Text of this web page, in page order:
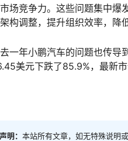
场竞争力。这些问题集中爆
构调整，提升组织效率，降
一年小鹏汽车的问题也传导
美元下跌了85.9%，最新
声明： 本站所有文章，如无特殊说明